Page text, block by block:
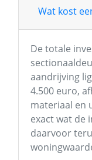
Wat kost
De totale
aandrijving
4.500 euro,
materiaal en
exact wat de
daarvoor